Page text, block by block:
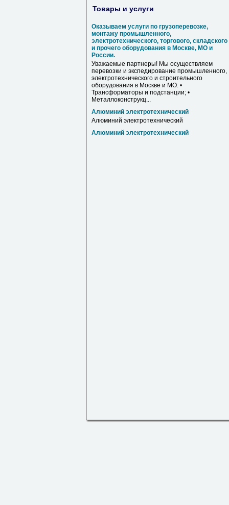
Товары и услуги
Оказываем услуги по грузоперевозке,
монтажу промышленного,
электротехнического, торгового, складского
и прочего оборудования в Москве, МО и
России.
Уважаемые партнеры! Мы осуществляем
перевозки и экспедирование промышленного,
электротехнического и строительного
оборудования в Москве и МО: •
Трансформаторы и подстанции; •
Металлоконструкц...
Алюминий электротехнический
Алюминий электротехнический
Алюминий электротехнический